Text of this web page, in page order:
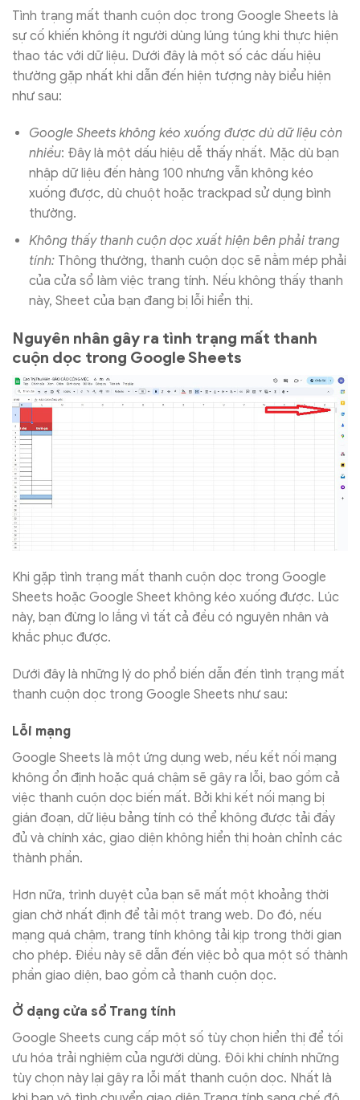
Tình trạng mất thanh cuộn dọc trong Google Sheets là
sự cố khiến không ít người dùng lúng túng khi thực hiện
thao tác với dữ liệu. Dưới đây là một số các dấu hiệu
thường gặp nhất khi dẫn đến hiện tượng này biểu hiện
như sau:
Google Sheets không kéo xuống được dù dữ liệu còn
nhiều: Đây là một dấu hiệu dễ thấy nhất. Mặc dù bạn
nhập dữ liệu đến hàng 100 nhưng vẫn không kéo
xuống được, dù chuột hoặc trackpad sử dụng bình
thường.
Không thấy thanh cuộn dọc xuất hiện bên phải trang
tính:Thông thường, thanh cuộn dọc sẽ nằm mép phải
của cửa sổ làm việc trang tính. Nếu không thấy thanh
này, Sheet của bạn đang bị lỗi hiển thị.
Nguyên nhân gây ra tình trạng mất thanh
cuộn dọc trong Google Sheets
Khi gặp tình trạng mất thanh cuộn dọc trong Google
Sheets hoặc Google Sheet không kéo xuống được. Lúc
này, bạn đừng lo lắng vì tất cả đều có nguyên nhân và
khắc phục được.
Dưới đây là những lý do phổ biến dẫn đến tình trạng mất
thanh cuộn dọc trong Google Sheets như sau:
Lỗi mạng
Google Sheets là một ứng dụng web, nếu kết nối mạng
không ổn định hoặc quá chậm sẽ gây ra lỗi, bao gồm cả
việc thanh cuộn dọc biến mất. Bởi khi kết nối mạng bị
gián đoạn, dữ liệu bảng tính có thể không được tải đầy
đủ và chính xác, giao diện không hiển thị hoàn chỉnh các
thành phần.
Hơn nữa, trình duyệt của bạn sẽ mất một khoảng thời
gian chờ nhất định để tải một trang web. Do đó, nếu
mạng quá chậm, trang tính không tải kịp trong thời gian
cho phép. Điều này sẽ dẫn đến việc bỏ qua một số thành
phần giao diện, bao gồm cả thanh cuộn dọc.
Ở dạng cửa sổ Trang tính
Google Sheets cung cấp một số tùy chọn hiển thị để tối
ưu hóa trải nghiệm của người dùng. Đôi khi chính những
tùy chọn này lại gây ra lỗi mất thanh cuộn dọc. Nhất là